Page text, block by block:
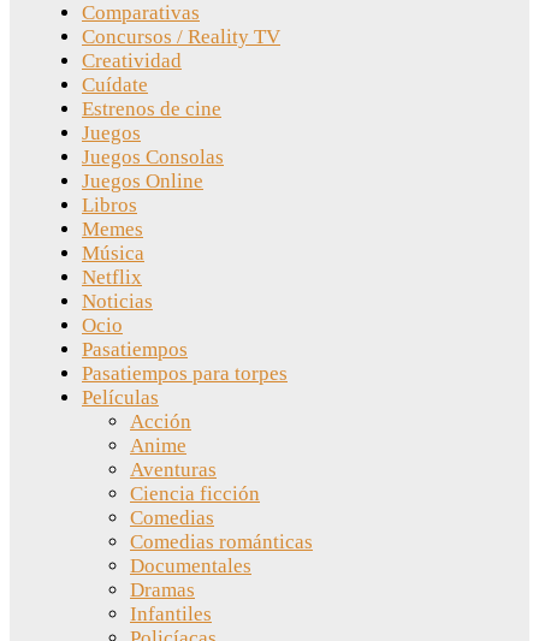
Comparativas
Concursos / Reality TV
Creatividad
Cuídate
Estrenos de cine
Juegos
Juegos Consolas
Juegos Online
Libros
Memes
Música
Netflix
Noticias
Ocio
Pasatiempos
Pasatiempos para torpes
Películas
Acción
Anime
Aventuras
Ciencia ficción
Comedias
Comedias románticas
Documentales
Dramas
Infantiles